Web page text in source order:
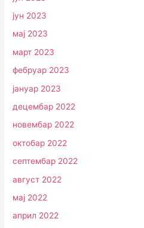
јун 2023
мај 2023
март 2023
фебруар 2023
јануар 2023
децембар 2022
новембар 2022
октобар 2022
септембар 2022
август 2022
мај 2022
април 2022